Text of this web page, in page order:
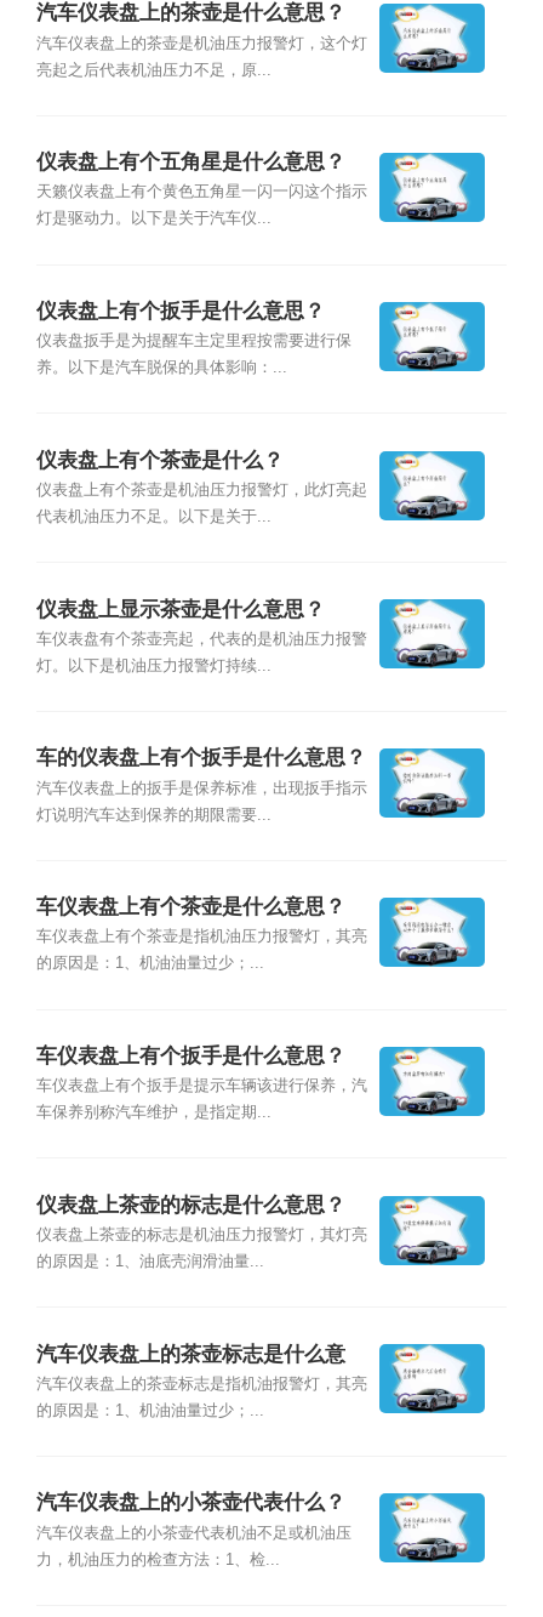
汽车仪表盘上的茶壶是什么意思？
汽车仪表盘上的茶壶是机油压力报警灯，这个灯
亮起之后代表机油压力不足，原...
仪表盘上有个五角星是什么意思？
天籁仪表盘上有个黄色五角星一闪一闪这个指示
灯是驱动力。以下是关于汽车仪...
仪表盘上有个扳手是什么意思？
仪表盘扳手是为提醒车主定里程按需要进行保
养。以下是汽车脱保的具体影响：...
仪表盘上有个茶壶是什么？
仪表盘上有个茶壶是机油压力报警灯，此灯亮起
代表机油压力不足。以下是关于...
仪表盘上显示茶壶是什么意思？
车仪表盘有个茶壶亮起，代表的是机油压力报警
灯。以下是机油压力报警灯持续...
车的仪表盘上有个扳手是什么意思？
汽车仪表盘上的扳手是保养标准，出现扳手指示
灯说明汽车达到保养的期限需要...
车仪表盘上有个茶壶是什么意思？
车仪表盘上有个茶壶是指机油压力报警灯，其亮
的原因是：1、机油油量过少；...
车仪表盘上有个扳手是什么意思？
车仪表盘上有个扳手是提示车辆该进行保养，汽
车保养别称汽车维护，是指定期...
仪表盘上茶壶的标志是什么意思？
仪表盘上茶壶的标志是机油压力报警灯，其灯亮
的原因是：1、油底壳润滑油量...
汽车仪表盘上的茶壶标志是什么意
思？
汽车仪表盘上的茶壶标志是指机油报警灯，其亮
的原因是：1、机油油量过少；...
汽车仪表盘上的小茶壶代表什么？
汽车仪表盘上的小茶壶代表机油不足或机油压
力，机油压力的检查方法：1、检...